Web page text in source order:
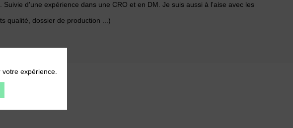
d'une expérience dans une CRO et en DM. Je suis aussi à l'aise avec les
qualité, dossier de production ...)
expérience.